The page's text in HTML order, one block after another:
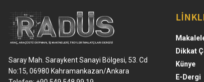
Saray Mah. Saraykent Sanayi Bölgesi, 53. Cd
No:15, 06980 Kahramankazan/Ankara
Dikkat
Künye
E-Dergi